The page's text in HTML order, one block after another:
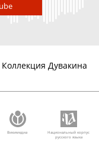
Коллекция Дувакина
Викимедиа
Национальный корпус
русского языка